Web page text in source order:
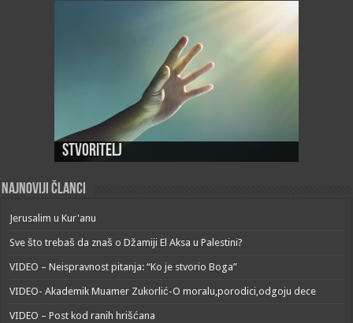
Stvoritelj
Najnoviji članci
Jerusalim u Kur'anu
Sve što trebaš da znaš o Džamiji El Aksa u Palestini?
VIDEO – Neispravnost pitanja: “Ko je stvorio Boga”
VIDEO- Akademik Muamer Zukorlić-O moralu,porodici,odgoju dece
VIDEO – Post kod ranih hrišćana